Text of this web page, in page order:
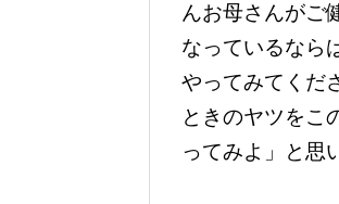
んお母さんがご
なっているなら
やってみてくだ
ときのヤツをこ
ってみよ」と思